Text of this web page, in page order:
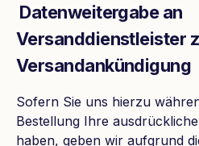
Datenweitergabe an
Versanddienstleister
Versandankündigung
Sofern Sie uns hierzu
Bestellung Ihre
haben, geben wir aufgrund